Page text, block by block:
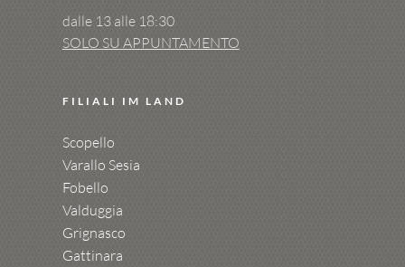
dalle 13 alle 18:30
SOLO SU APPUNTAMENTO
FILIALI IM LAND
Scopello
Varallo Sesia
Fobello
Valduggia
Grignasco
Gattinara